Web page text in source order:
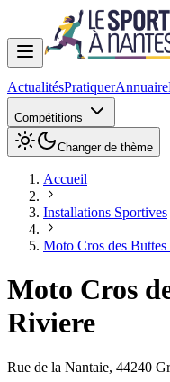
ActualitésPratiquerAnnuaire
Compétitions
Changer de thème
Accueil
Installations Sportives
Moto Cros des
Moto Cros
Riviere
Rue de la Nantaie, 44240